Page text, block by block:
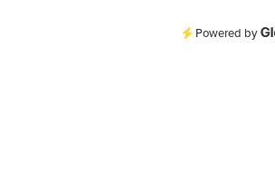
Powered by